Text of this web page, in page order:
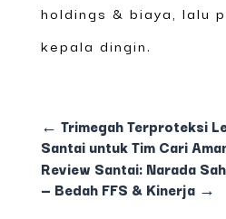
holdings & biaya, lalu
kepala dingin.
← Trimegah Terproteksi
Santai untuk Tim Cari
Review Santai: Narada
— Bedah FFS & Kinerja→